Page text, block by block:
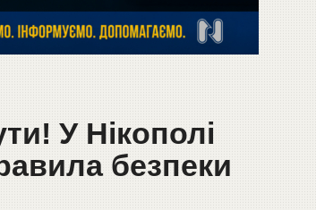
У Нікополі
безпеки